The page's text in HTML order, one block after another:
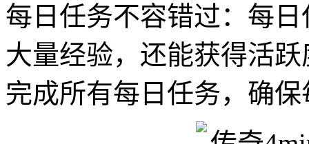
每日任务不容错过：每
大量经验，还能获得活
完成所有每日任务，确